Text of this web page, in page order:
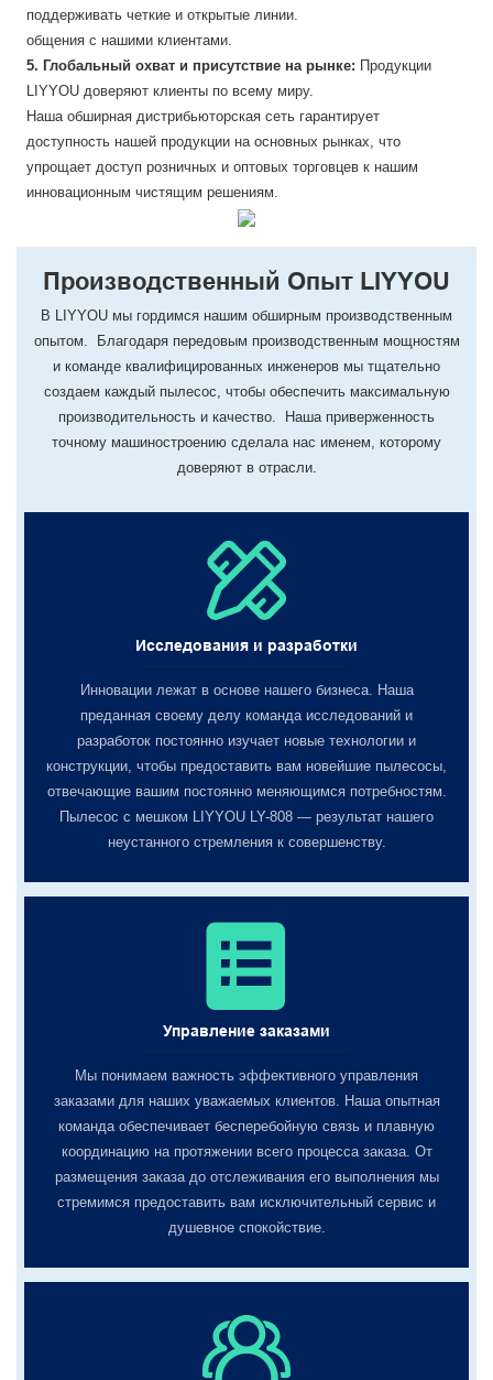
поддерживать четкие и открытые линии.
общения с нашими клиентами.
5. Глобальный охват и присутствие на рынке: Продукции
LIYYOU доверяют клиенты по всему миру.
Наша обширная дистрибьюторская сеть гарантирует
доступность нашей продукции на основных рынках, что
упрощает доступ розничных и оптовых торговцев к нашим
инновационным чистящим решениям.
Производственный Опыт LIYYOU
В LIYYOU мы гордимся нашим обширным производственным
опытом. Благодаря передовым производственным мощностям
и команде квалифицированных инженеров мы тщательно
создаем каждый пылесос, чтобы обеспечить максимальную
производительность и качество. Наша приверженность
точному машиностроению сделала нас именем, которому
доверяют в отрасли.
Исследования и разработки
Инновации лежат в основе нашего бизнеса. Наша
преданная своему делу команда исследований и
разработок постоянно изучает новые технологии и
конструкции, чтобы предоставить вам новейшие пылесосы,
отвечающие вашим постоянно меняющимся потребностям.
Пылесос с мешком LIYYOU LY-808 — результат нашего
неустанного стремления к совершенству.
Управление заказами
Мы понимаем важность эффективного управления
заказами для наших уважаемых клиентов. Наша опытная
команда обеспечивает бесперебойную связь и плавную
координацию на протяжении всего процесса заказа. От
размещения заказа до отслеживания его выполнения мы
стремимся предоставить вам исключительный сервис и
душевное спокойствие.